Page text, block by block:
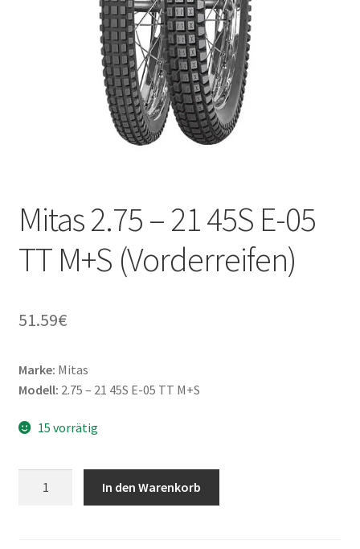
Mitas 2.75 – 21 45S E-05
TT M+S (Vorderreifen)
51.59€
Marke: Mitas
Modell: 2.75 – 21 45S E-05 TT M+S
15 vorrätig
In den Warenkorb